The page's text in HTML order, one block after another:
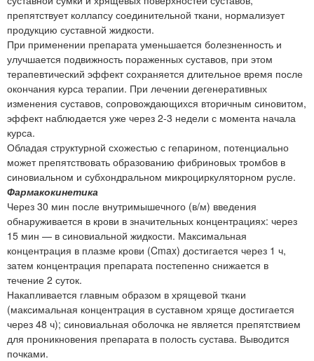
препятствует коллапсу соединительной ткани, нормализует
продукцию суставной жидкости.
При применении препарата уменьшается болезненность и
улучшается подвижность пораженных суставов, при этом
терапевтический эффект сохраняется длительное время после
окончания курса терапии. При лечении дегенеративных
изменения суставов, сопровождающихся вторичным синовитом,
эффект наблюдается уже через 2-3 недели с момента начала
курса.
Обладая структурной схожестью с гепарином, потенциально
может препятствовать образованию фибриновых тромбов в
синовиальном и субхондральном микроциркуляторном русле.
Фармакокинетика
Через 30 мин после внутримышечного (в/м) введения
обнаруживается в крови в значительных концентрациях: через
15 мин — в синовиальной жидкости. Максимальная
концентрация в плазме крови (Cmax) достигается через 1 ч,
затем концентрация препарата постепенно снижается в
течение 2 суток.
Накапливается главным образом в хрящевой ткани
(максимальная концентрация в суставном хряще достигается
через 48 ч); синовиальная оболочка не является препятствием
для проникновения препарата в полость сустава. Выводится
почками.